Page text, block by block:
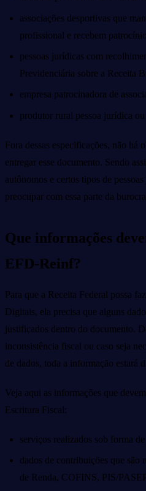
associações desportivas que
profissional e recebem
pessoas jurídicas com
Previdenciária sobre a Receita
empresa patrocinadora de
produtor rural pessoa jurídica
Fora dessas especificações, não há
entregar esse documento. Sendo
autônomos e certos tipos de
preocupar com essa parte da
Que informações
EFD-Reinf?
Para que a Receita Federal possa
Digitais, ela precisa que alguns
justificados dentro do documento.
inconsistência fiscal ou caso seja
de dados, toda a informação estará
Veja aqui as informações que
Escritura Fiscal:
serviços realizados sob forma
dados de contribuições que são
de Renda, COFINS, PIS/